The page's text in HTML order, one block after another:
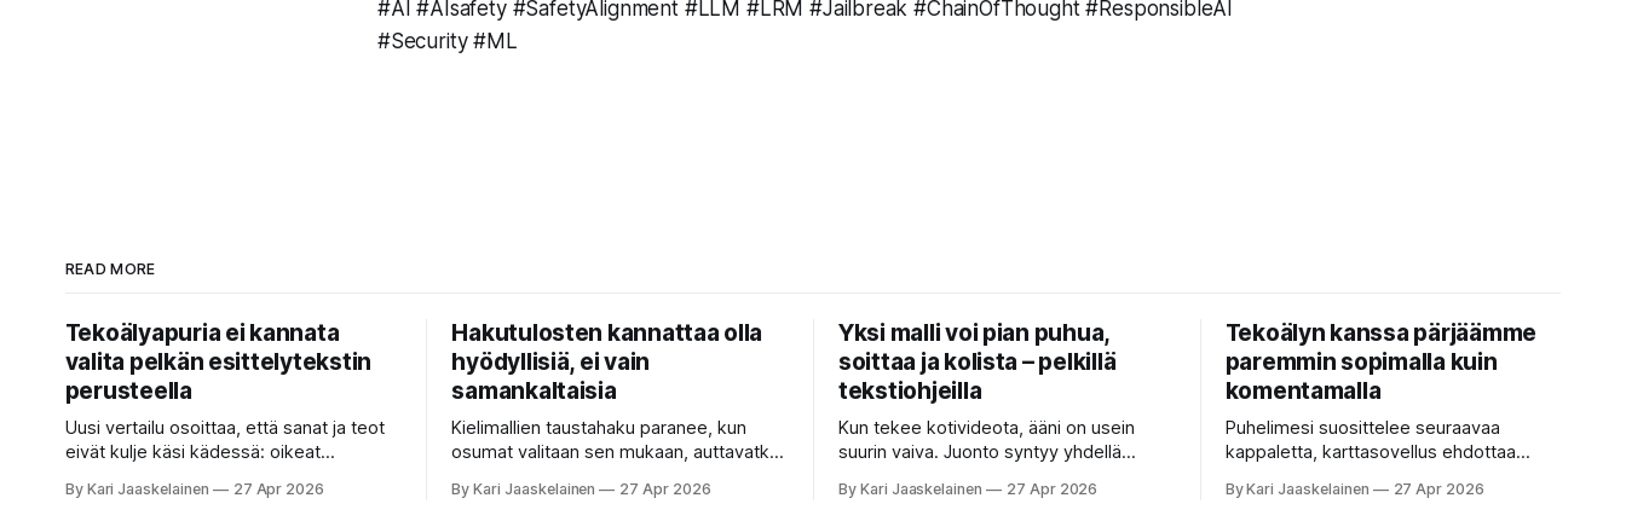
#AI #AIsafety #SafetyAlignment #LLM #LRM #Jailbreak #ChainOfThought #ResponsibleAI
#Security #ML
READ MORE
Tekoälyapuria ei kannata
valita pelkän esittelytekstin
perusteella
Uusi vertailu osoittaa, että sanat ja teot
eivät kulje käsi kädessä: oikeat
kun etsitään sopivaa tekoälyapuria
By Kari Jaaskelainen 27 Apr 2026
Hakutulosten kannattaa olla
hyödyllisiä, ei vain
samankaltaisia
Kielimallien taustahaku paranee, kun
osumat valitaan sen mukaan, auttavatko
satakertaisesti nopeampaa kuin
By Kari Jaaskelainen 27 Apr 2026
Yksi malli voi pian puhua,
soittaa ja kolista – pelkillä
tekstiohjeilla
Kun tekee kotivideota, ääni on usein
suurin vaiva. Juonto syntyy yhdellä
ukkosen jyrinä kolmannella. Jokainen
By Kari Jaaskelainen 27 Apr 2026
Tekoälyn kanssa pärjäämme
paremmin sopimalla kuin
komentamalla
Puhelimesi suosittelee seuraavaa
kappaletta, karttasovellus ehdottaa
puolestasi, mitä olit ehkä sanomassa.
By Kari Jaaskelainen 27 Apr 2026